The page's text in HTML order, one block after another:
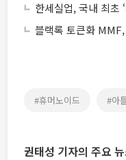
한세실업, 국내 최초
블랙록 토큰화 MMF,
#휴머노이드 #아
권태성 기자의 주요